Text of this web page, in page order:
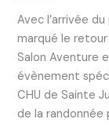
Avec l’arrivée
marqué le
Salon Aventure
évènement
CHU de Sainte
de la randonnée